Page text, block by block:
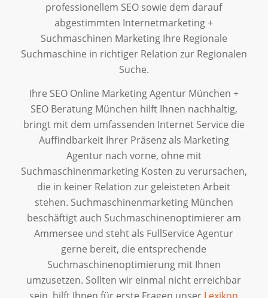
professionellem SEO sowie dem darauf
abgestimmten Internetmarketing +
Suchmaschinen Marketing Ihre Regionale
Suchmaschine in richtiger Relation zur Regionalen
Suche.
Ihre SEO Online Marketing Agentur München +
SEO Beratung München hilft Ihnen nachhaltig,
bringt mit dem umfassenden Internet Service die
Auffindbarkeit Ihrer Präsenz als Marketing
Agentur nach vorne, ohne mit
Suchmaschinenmarketing Kosten zu verursachen,
die in keiner Relation zur geleisteten Arbeit
stehen. Suchmaschinenmarketing München
beschäftigt auch Suchmaschinenoptimierer am
Ammersee und steht als FullService Agentur
gerne bereit, die entsprechende
Suchmaschinenoptimierung mit Ihnen
umzusetzen. Sollten wir einmal nicht erreichbar